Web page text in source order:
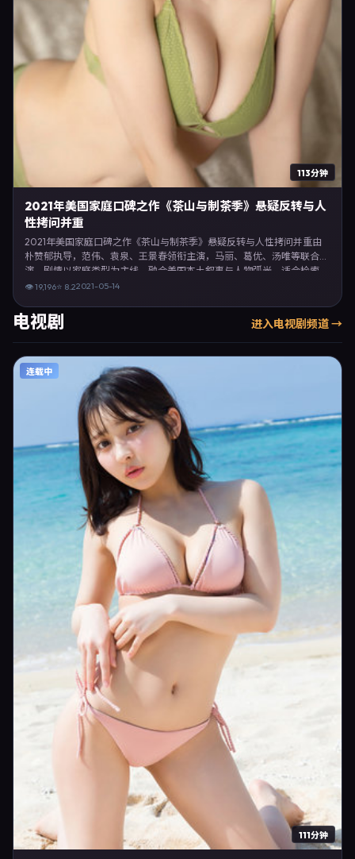
113分钟
2021年美国家庭口碑之作《茶山与制茶季》悬疑反转与人
性拷问并重
2021年美国家庭口碑之作《茶山与制茶季》悬疑反转与人性拷问并重由
朴赞郁执导，范伟、袁泉、王景春领衔主演，马丽、葛优、汤唯等联合出
演。剧情以家庭类型为主线，融合美国本土叙事与人物弧光，适合检索
「家庭电影 美国 朴赞郁 范伟」等关键词的观众。2021年5月14日于美国
调沉浸体验，可作为片单推荐、影评长文与专题策划的引用素材。
👁19,196⭐ 8.22021-05-14
电视剧 进入电视剧频道 →
连载中
111分钟